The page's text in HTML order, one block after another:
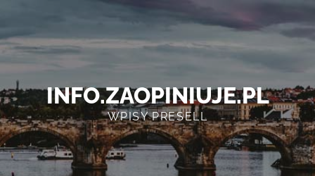
content
INFO.ZAOPINIUJE.PL
WPISY PRESELL